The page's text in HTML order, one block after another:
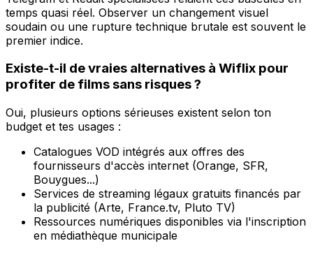
temps quasi réel. Observer un changement visuel
soudain ou une rupture technique brutale est souvent le
premier indice.
Existe-t-il de vraies alternatives à Wiflix pour
profiter de films sans risques ?
Oui, plusieurs options sérieuses existent selon ton
budget et tes usages :
Catalogues VOD intégrés aux offres des
fournisseurs d'accès internet (Orange, SFR,
Bouygues...)
Services de streaming légaux gratuits financés par
la publicité (Arte, France.tv, Pluto TV)
Ressources numériques disponibles via l'inscription
en médiathèque municipale